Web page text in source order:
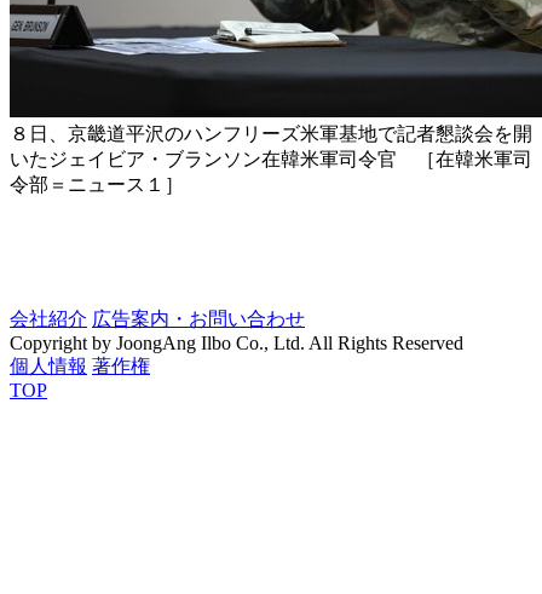
８日、京畿道平沢のハンフリーズ米軍基地で記者懇談会を開
いたジェイビア・ブランソン在韓米軍司令官 ［在韓米軍司
令部＝ニュース１］
会社紹介 広告案内・お問い合わせ
Copyright by JoongAng Ilbo Co., Ltd. All Rights Reserved
個人情報 著作権
TOP